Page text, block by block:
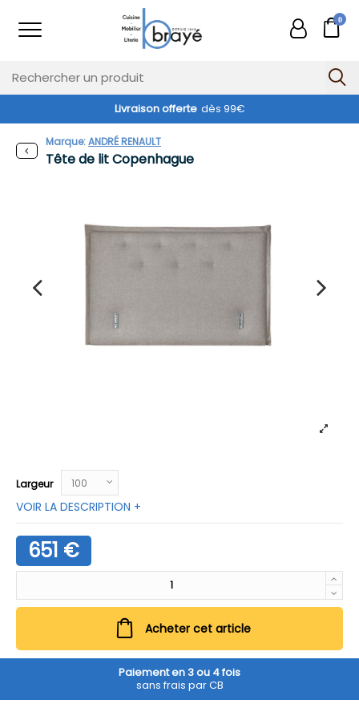
0
Livraison offerte dès 99€
Tête de lit Copenhague
Marque:ANDRÉ RENAULT
Largeur
VOIR LA DESCRIPTION +
651 €
Acheter cet article
Paiement en 3 ou 4 fois
sans frais par CB